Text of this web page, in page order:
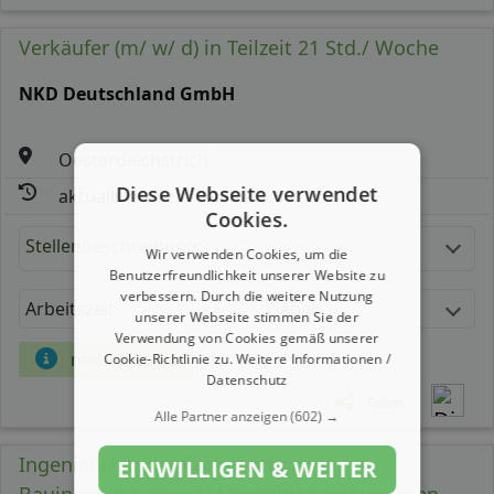
Verkäufer (m/ w/ d) in Teilzeit 21 Std./ Woche
NKD Deutschland GmbH
Oesterdeichstrich
aktualisiert seit: 07.08.2026
Stellenbeschreibung:
Arbeitszeit Gehalt
mehr Details
Ingenieur/ in der Fachrichtung
Diese Webseite verwendet
Cookies.
Wir verwenden Cookies, um die
Benutzerfreundlichkeit unserer Website zu
verbessern. Durch die weitere Nutzung
unserer Webseite stimmen Sie der
Verwendung von Cookies gemäß unserer
Cookie-Richtlinie zu.Weitere Informationen /
Datenschutz
Alle Partner anzeigen(602) →
EINWILLIGEN & WEITER